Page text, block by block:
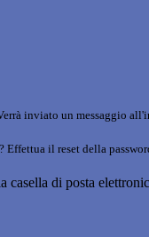
inviato un messaggio
Effettua il reset della
casella di posta